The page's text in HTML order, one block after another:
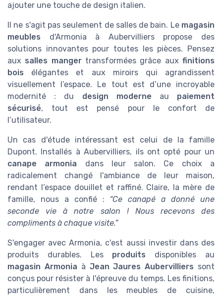
ajouter une touche de design italien.
Il ne s'agit pas seulement de salles de bain. Le magasin
meubles d'Armonia à Aubervilliers propose des
solutions innovantes pour toutes les pièces. Pensez
aux salles mangertransformées grâce auxfinitions
bois élégantes et aux miroirs qui agrandissent
visuellement l’espace. Le tout est d’une incroyable
modernité : du design moderne au paiement
sécurisé, tout est pensé pour le confort de
l’utilisateur.
Un cas d'étude intéressant est celui de la famille
Dupont. Installés à Aubervilliers, ils ont opté pour un
canape armonia dans leur salon. Ce choix a
radicalement changé l'ambiance de leur maison,
rendant l’espace douillet et raffiné. Claire, la mère de
famille, nous a confié : “Ce canapé a donné une
seconde vie à notre salon ! Nous recevons des
compliments à chaque visite.”
S'engager avec Armonia, c'est aussi investir dans des
produits durables. Les produits disponibles au
magasin Armonia à Jean Jaures Aubervilliers sont
conçus pour résister à l'épreuve du temps. Les finitions,
particulièrement dans les meubles de cuisine,